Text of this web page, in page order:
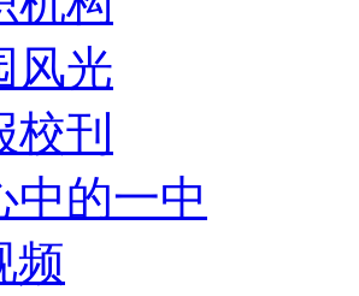
风光
校刊
中的一中
频